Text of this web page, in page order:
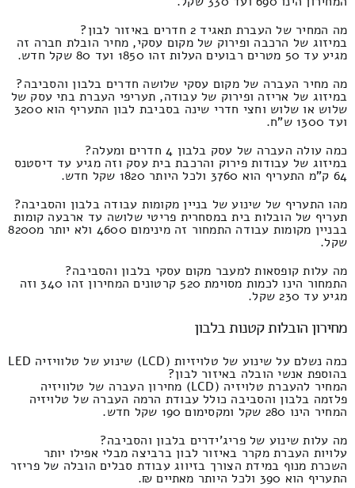
מה המחיר של העברת תאגיד 2 חדרים באיזור לבון?
במיזוג של הרכבה ופירוק של מקום עסקי, מחיר הובלת חברה זה
מגיע עד 50 מטרים רבועים העלות זהו 1850 ועד 80 שקל חדש.
מה מחיר העברה של מקום עסקי שלושה חדרים בלבון והסביבה?
במיזוג של אריזה ופירוק של עבודה, תעריפי העברת בתי עסק של
שלוש או שלוש וחצי חדרי שינה בסביבת לבון התעריף הוא 3200
ועד 1300 ש"ח.
כמה עולה העברה של עסק בלבון 4 חדרים ומעלה?
במיזוג של עבודות פירוק והרכבת בית עסק וזה מגיע עד דיסטנס
64 ק"מ התעריף הוא 3760 ולכל היותר 1820 שקל חדש.
מהו התעריף של שינוע של בניין מקומות עבודה בלבון והסביבה?
תעריף של הובלות בית במסחרית פריטי שלושה עד ארבעה קומות
בבניין מקומות עבודה התמחור זה מינימום 4600 ולא יותר מ8200
שקל.
מה עלות קופסאות למעבר מקום עסקי בלבון והסביבה?
התמחור הינו לכמות מסוימת 520 קרטונים המחירון זהו 340 וזה
מגיע עד 230 שקל.
מחירון הובלות קטנות בלבון
כמה נשלם על שינוע של טלויזיות (LCD) שינוע של טלוויזיה LED
בהוספת אנשי הובלה באיזור לבון?
המחיר להעברת טלויזיה (LCD) מחירון העברה של טלוויזיה
פלזמה בלבון והסביבה כולל עבודת הרמה העברה של טלויזיה
המחיר הינו 280 שקל ומקסימום 190 שקל חדש.
מה עלות שינוע של פריג'ידרים בלבון והסביבה?
עלויות העברת מקרר באיזור לבון ברביצה מבלי אפילו יותר
השכרת מנוף במידת הצורך בזיווג עבודת סבלים הובלה של פריזר
התעריף הוא 390 ולכל היותר מאתיים ₪.